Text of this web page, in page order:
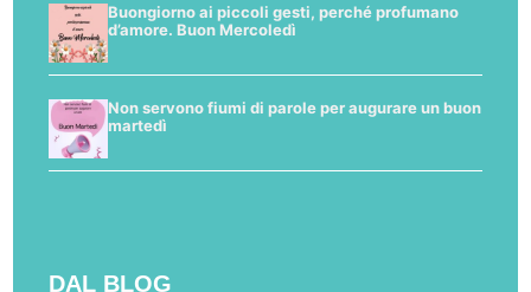
Buongiorno ai piccoli gesti, perché profumano
d’amore. Buon Mercoledì
Non servono fiumi di parole per augurare un buon
martedì
DAL BLOG